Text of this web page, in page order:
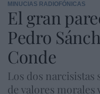
MINUCIAS RADIOFÓNICAS
El gran
Pedro
Conde
Los dos narcisistas
de valores morales